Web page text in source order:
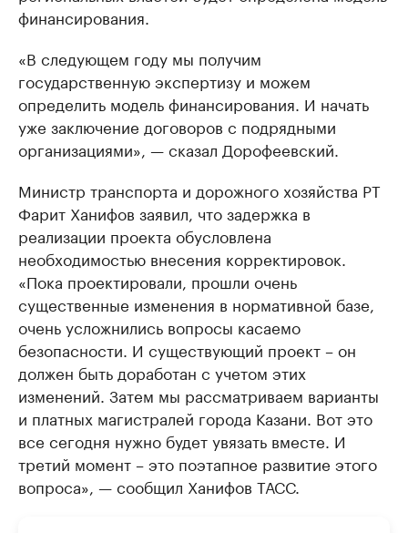
финансирования.
«В следующем году мы получим
государственную экспертизу и можем
определить модель финансирования. И начать
уже заключение договоров с подрядными
организациями», — сказал Дорофеевский.
Министр транспорта и дорожного хозяйства РТ
Фарит Ханифов заявил, что задержка в
реализации проекта обусловлена
необходимостью внесения корректировок.
«Пока проектировали, прошли очень
существенные изменения в нормативной базе,
очень усложнились вопросы касаемо
безопасности. И существующий проект – он
должен быть доработан с учетом этих
изменений. Затем мы рассматриваем варианты
и платных магистралей города Казани. Вот это
все сегодня нужно будет увязать вместе. И
третий момент – это поэтапное развитие этого
вопроса», — сообщил Ханифов ТАСС.